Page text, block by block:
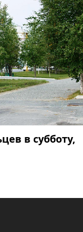
в субботу,